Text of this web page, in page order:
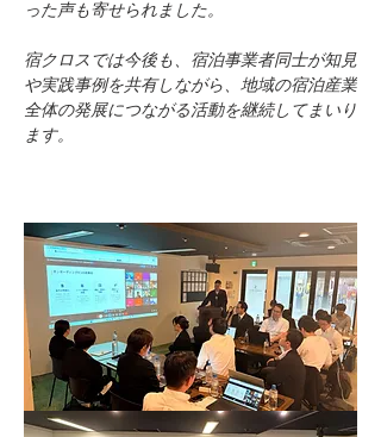
った声も寄せられました。
宿クロスでは今後も、宿泊事業者同士が知見
や実践事例を共有しながら、地域の宿泊産業
全体の発展につながる活動を継続してまいり
ます。